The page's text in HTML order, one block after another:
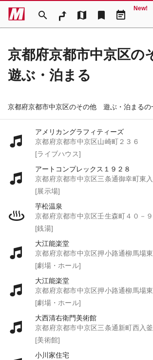
search map bookmark event_note
New!
京都府京都市中京区
遊ぶ・泊まる
京都府京都市中京区のその他 遊ぶ・泊まるの
アメリカングラフィティーズ
京都府京都市中京区山崎町２３６
[ライブハウス]
アートコンプレックス１９２８
京都府京都市中京区三条通御幸町東
[展示場]
芋松温泉
京都府京都市中京区壬生森町４０－９
[銭湯]
大江能楽堂
京都府京都市中京区押小路通柳馬場
[劇場・ホール]
大江能楽堂
京都府京都市中京区押小路通柳馬場
[劇場・ホール]
大西清右衛門美術館
京都府京都市中京区三条通新町西入
[美術館]
小川家住宅